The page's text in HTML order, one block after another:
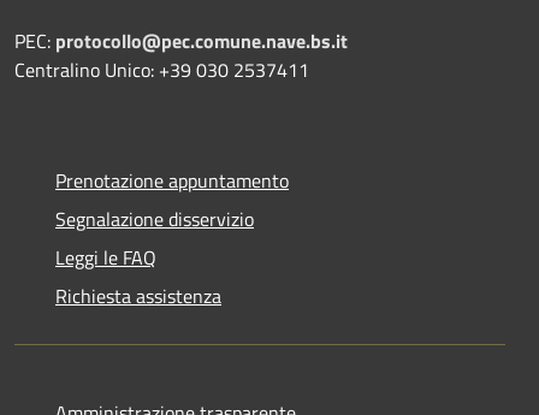
PEC: protocollo@pec.comune.nave.bs.it
Centralino Unico: +39 030 2537411
Prenotazione appuntamento
Segnalazione disservizio
Leggi le FAQ
Richiesta assistenza